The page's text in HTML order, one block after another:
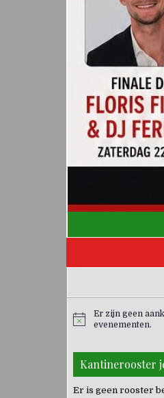
Er zijn geen
evenementen.
Kantinerooster
Er is geen rooster